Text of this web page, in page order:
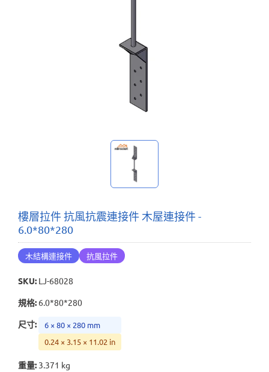
樓層拉件 抗風抗震連接件 木屋連接件 -
6.0*80*280
木結構連接件 抗風拉件
SKU: LJ-68028
規格: 6.0*80*280
尺寸:
6 × 80 × 280 mm
0.24 × 3.15 × 11.02 in
重量: 3.371 kg